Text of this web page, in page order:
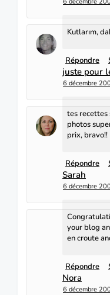
Kutlarım,
Répondre
juste pour
6 décembre
tes
photos
prix, bravo!!
Répondre
Sarah
6 décembre
your blog
en croute
Répondre
Nora
6 décembre